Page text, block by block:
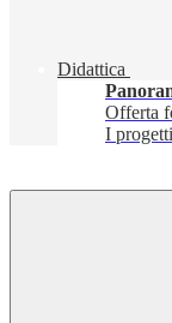
Didattica
Offerta
I